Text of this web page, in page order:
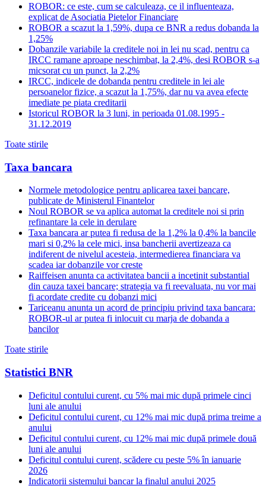
ROBOR: ce este, cum se calculeaza, ce il influenteaza,
explicat de Asociatia Pietelor Financiare
ROBOR a scazut la 1,59%, dupa ce BNR a redus dobanda la
1,25%
Dobanzile variabile la creditele noi in lei nu scad, pentru ca
IRCC ramane aproape neschimbat, la 2,4%, desi ROBOR s-a
micsorat cu un punct, la 2,2%
IRCC, indicele de dobanda pentru creditele in lei ale
persoanelor fizice, a scazut la 1,75%, dar nu va avea efecte
imediate pe piata creditarii
Istoricul ROBOR la 3 luni, in perioada 01.08.1995 -
31.12.2019
Toate stirile
Taxa bancara
Normele metodologice pentru aplicarea taxei bancare,
publicate de Ministerul Finantelor
Noul ROBOR se va aplica automat la creditele noi si prin
refinantare la cele in derulare
Taxa bancara ar putea fi redusa de la 1,2% la 0,4% la bancile
mari si 0,2% la cele mici, insa bancherii avertizeaza ca
indiferent de nivelul acesteia, intermedierea financiara va
scadea iar dobanzile vor creste
Raiffeisen anunta ca activitatea bancii a incetinit substantial
din cauza taxei bancare; strategia va fi reevaluata, nu vor mai
fi acordate credite cu dobanzi mici
Tariceanu anunta un acord de principiu privind taxa bancara:
ROBOR-ul ar putea fi inlocuit cu marja de dobanda a
bancilor
Toate stirile
Statistici BNR
Deficitul contului curent, cu 5% mai mic după primele cinci
luni ale anului
Deficitul contului curent, cu 12% mai mic după prima treime a
anului
Deficitul contului curent, cu 12% mai mic după primele două
luni ale anului
Deficitul contului curent, scădere cu peste 5% în ianuarie
2026
Indicatorii sistemului bancar la finalul anului 2025